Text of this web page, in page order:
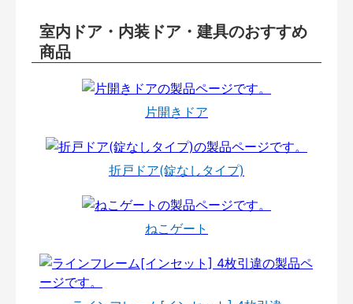
室内ドア・内装ドア・建具のおすすめ
商品
片開きドア
折戸ドア(錠なしタイプ)
ねこゲート